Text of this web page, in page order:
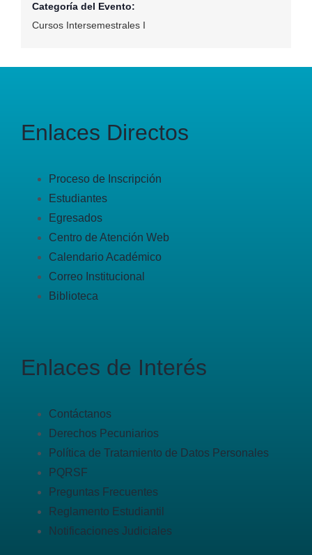
Categoría del Evento:
Cursos Intersemestrales I
Enlaces Directos
Proceso de Inscripción
Estudiantes
Egresados
Centro de Atención Web
Calendario Académico
Correo Institucional
Biblioteca
Enlaces de Interés
Contáctanos
Derechos Pecuniarios
Política de Tratamiento de Datos Personales
PQRSF
Preguntas Frecuentes
Reglamento Estudiantil
Notificaciones Judiciales